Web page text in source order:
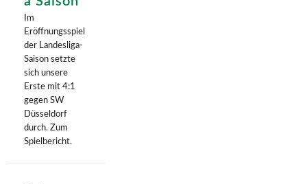
Im
Eröffnungsspiel
der Landesliga-
Saison setzte
sich unsere
Erste mit 4:1
gegen SW
Düsseldorf
durch. Zum
Spielbericht.